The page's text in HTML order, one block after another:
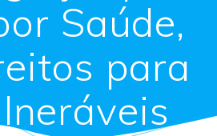
Saúde,
para